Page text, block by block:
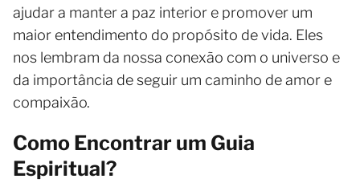
ajudar a manter a paz interior e promover um
maior entendimento do propósito de vida. Eles
nos lembram da nossa conexão com o universo e
da importância de seguir um caminho de amor e
compaixão.
Como Encontrar um Guia
Espiritual?